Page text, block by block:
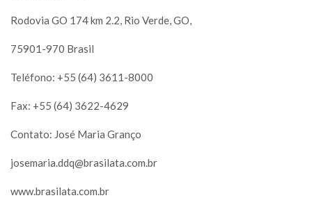
Rodovia GO 174 km 2.2, Rio Verde, GO,
75901-970 Brasil
Teléfono: +55 (64) 3611-8000
Fax: +55 (64) 3622-4629
Contato: José Maria Granço
josemaria.ddq@brasilata.com.br
www.brasilata.com.br